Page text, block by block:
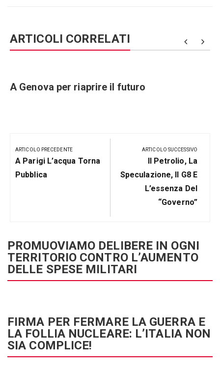
ARTICOLI CORRELATI
A Genova per riaprire il futuro
articoli
ARTICOLO PRECEDENTE
Articolo
Precedente:
A Parigi L’acqua Torna
Pubblica
ARTICOLO SUCCESSIVO
Prossimo
Post
Il Petrolio, La
Speculazione, Il G8 E
L’essenza Del
“governo”
PROMUOVIAMO DELIBERE IN OGNI
TERRITORIO CONTRO L’AUMENTO
DELLE SPESE MILITARI
FIRMA PER FERMARE LA GUERRA E
LA FOLLIA NUCLEARE: L’ITALIA NON
SIA COMPLICE!